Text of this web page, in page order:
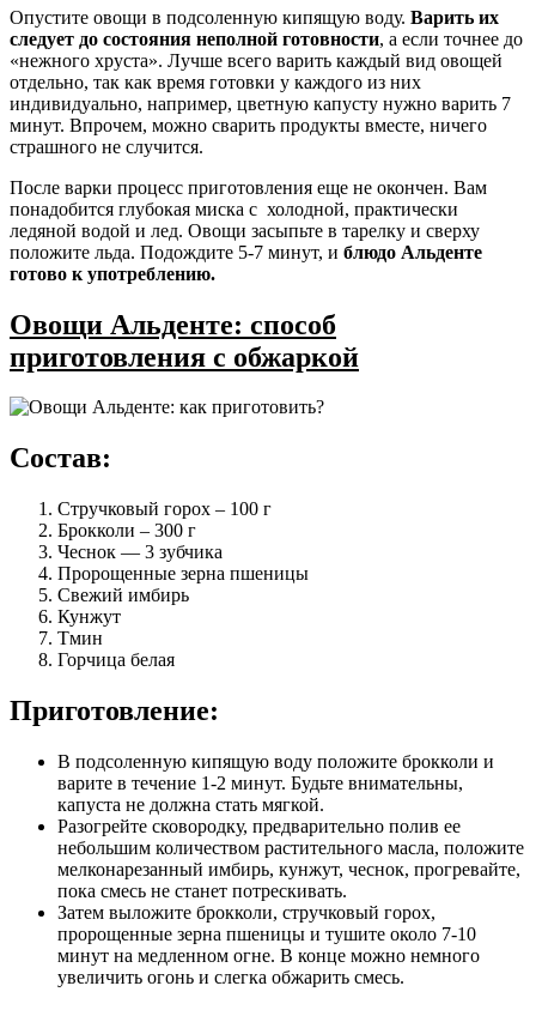
Опустите овощи в подсоленную кипящую воду. Варить их
следует до состояния неполной готовности, а если точнее до
«нежного хруста». Лучше всего варить каждый вид овощей
отдельно, так как время готовки у каждого из них
индивидуально, например, цветную капусту нужно варить 7
минут. Впрочем, можно сварить продукты вместе, ничего
страшного не случится.
После варки процесс приготовления еще не окончен. Вам
понадобится глубокая миска с холодной, практически
ледяной водой и лед. Овощи засыпьте в тарелку и сверху
положите льда. Подождите 5-7 минут, и блюдо Альденте
готово к употреблению.
Овощи Альденте: способ
приготовления с обжаркой
Состав:
Стручковый горох – 100 г
Брокколи – 300 г
Чеснок — 3 зубчика
Пророщенные зерна пшеницы
Свежий имбирь
Кунжут
Тмин
Горчица белая
Приготовление:
В подсоленную кипящую воду положите брокколи и
варите в течение 1-2 минут. Будьте внимательны,
капуста не должна стать мягкой.
Разогрейте сковородку, предварительно полив ее
небольшим количеством растительного масла, положите
мелконарезанный имбирь, кунжут, чеснок, прогревайте,
пока смесь не станет потрескивать.
Затем выложите брокколи, стручковый горох,
пророщенные зерна пшеницы и тушите около 7-10
минут на медленном огне. В конце можно немного
увеличить огонь и слегка обжарить смесь.